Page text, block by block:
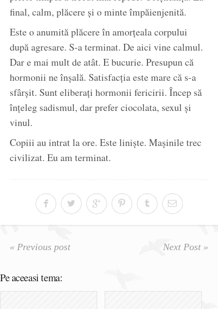
final, calm, plăcere și o minte împăienjenită.
Este o anumită plăcere în amorțeala corpului
după agresare. S-a terminat. De aici vine calmul.
Dar e mai mult de atât. E bucurie. Presupun că
hormonii ne înșală. Satisfacția este mare că s-a
sfârșit. Sunt eliberați hormonii fericirii. Încep să
înțeleg sadismul, dar prefer ciocolata, sexul și
vinul.
Copiii au intrat la ore. Este liniște. Mașinile trec
civilizat. Eu am terminat.
« Previous post Next Post »
Pe aceeasi tema: